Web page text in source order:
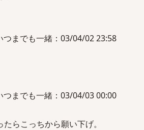
つまでも一緒：03/04/02 23:58
つまでも一緒：03/04/03 00:00
らこっちから願い下げ。